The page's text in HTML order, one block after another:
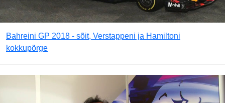
Bahreini GP 2018 - sõit, Verstappeni ja Hamiltoni
kokkupõrge